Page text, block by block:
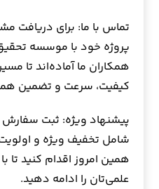
تماس با ما: برای دریافت
پروژه خود با موسسه
همکاران ما آماده‌اند تا
کیفیت، سرعت و تضمین
پیشنهاد ویژه: ثبت سفارش
شامل تخفیف ویژه و
همین امروز اقدام کنید تا
علمی‌تان را ادامه دهید.